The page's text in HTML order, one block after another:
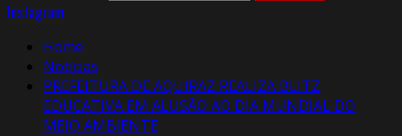
Instagram
Home
Notícias
PREFEITURA DE AQUIRAZ REALIZA BLITZ
EDUCATIVA EM ALUSÃO AO DIA MUNDIAL DO
MEIO AMBIENTE